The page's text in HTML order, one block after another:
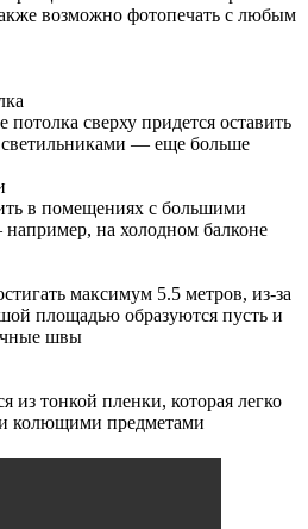
возможно фотопечать с любым
сверху придется оставить
светильниками — еще больше
в помещениях с большими
на холодном балконе
максимум 5.5 метров, из-за
площадью образуются пусть и
швы
из тонкой пленки, которая легко
колющими предметами